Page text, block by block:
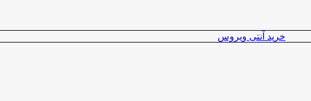
خرید آنتی ویروس